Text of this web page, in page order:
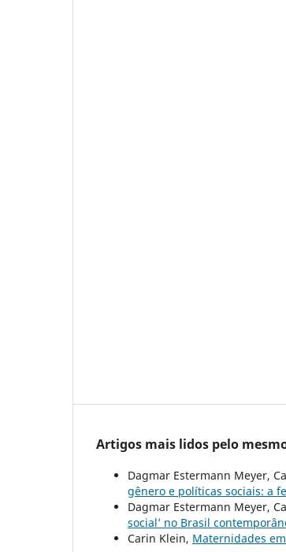
Artigos mais lidos pelo
Dagmar Estermann Meyer,
gênero e políticas sociais: a
Dagmar Estermann Meyer,
social’ no Brasil
Carin Klein, Maternidades